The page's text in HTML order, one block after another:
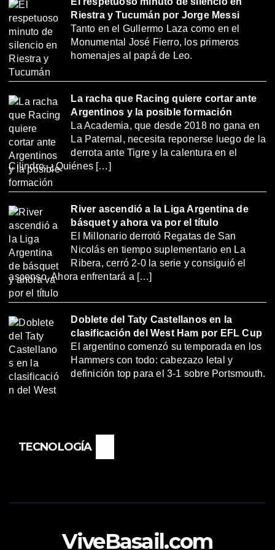
Riestra y Tucumán por Jorge Messi
Tanto en el Gullermo Laza como en el
Monumental José Fierro, los primeros
homenajes al papá de Leo.
La racha que Racing quiere cortar ante
Argentinos y la posible formación
La Academia, que desde 2018 no gana en
La Paternal, necesita reponerse luego de la
derrota ante Tigre y la calentura en el
Cilindro. ¿Quiénes […]
River ascendió a la Liga Argentina de
básquet y ahora va por el título
El Millonario derrotó Regatas de San
Nicolás en tiempo suplementario en La
Ribera, cerró 2-0 la serie y consiguió el
ascenso. Ahora enfrentará a […]
Doblete del Taty Castellanos en la
clasificación del West Ham por EFL Cup
El argentino comenzó su temporada en los
Hammers con todo: cabezazo letal y
definición top para el 3-1 sobre Portsmouth.
TECNOLOGÍA
ViveBasail.com